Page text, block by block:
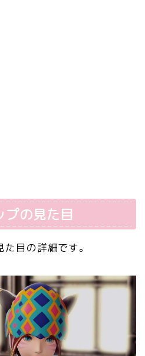
プの見た目
目の詳細です。